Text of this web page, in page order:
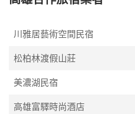
川雅居藝術空間民宿
松柏林渡假山莊
美濃湖民宿
高雄富驛時尚酒店